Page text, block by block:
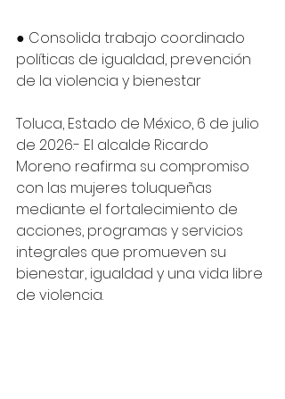
● Consolida trabajo coordinado
políticas de igualdad, prevención
de la violencia y bienestar
Toluca, Estado de México, 6 de julio
de 2026.- El alcalde Ricardo
Moreno reafirma su compromiso
con las mujeres toluqueñas
mediante el fortalecimiento de
acciones, programas y servicios
integrales que promueven su
bienestar, igualdad y una vida libre
de violencia.